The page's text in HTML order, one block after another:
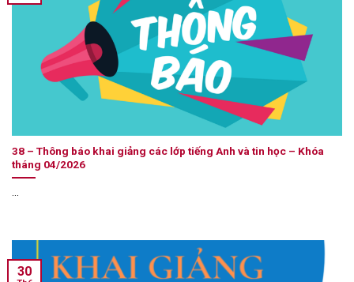
38 – Thông báo khai giảng các lớp tiếng Anh và tin học – Khóa
tháng 04/2026
30